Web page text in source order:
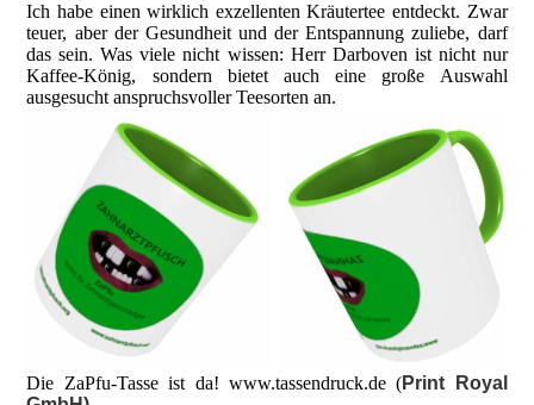
Ich habe einen wirklich exzellenten Kräutertee entdeckt. Zwar
teuer, aber der Gesundheit und der Entspannung zuliebe, darf
das sein. Was viele nicht wissen: Herr Darboven ist nicht nur
Kaffee-König, sondern bietet auch eine große Auswahl
ausgesucht anspruchsvoller Teesorten an.
Die ZaPfu-Tasse ist da! www.tassendruck.de (Print Royal